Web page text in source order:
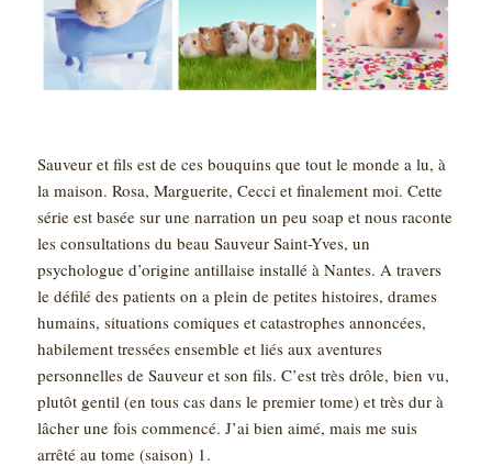
Sauveur et fils est de ces bouquins que tout le monde a lu, à
la maison. Rosa, Marguerite, Cecci et finalement moi. Cette
série est basée sur une narration un peu soap et nous raconte
les consultations du beau Sauveur Saint-Yves, un
psychologue d’origine antillaise installé à Nantes. A travers
le défilé des patients on a plein de petites histoires, drames
humains, situations comiques et catastrophes annoncées,
habilement tressées ensemble et liés aux aventures
personnelles de Sauveur et son fils. C’est très drôle, bien vu,
plutôt gentil (en tous cas dans le premier tome) et très dur à
lâcher une fois commencé. J’ai bien aimé, mais me suis
arrêté au tome (saison) 1.